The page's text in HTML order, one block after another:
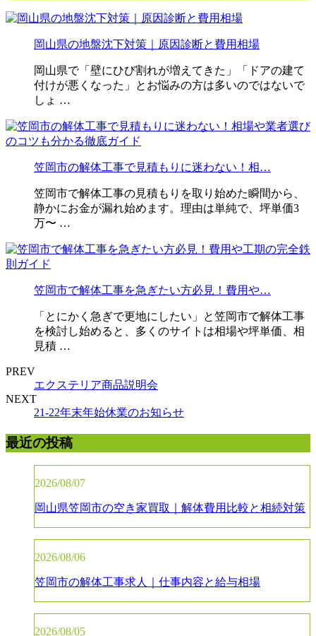
岡山県の地盤沈下対策｜原因診断と費用相場
岡山県で「壁にひび割れが増えてきた」「ドアの建て
付けが悪くなった」とお悩みの方は多いのではないで
しょ …
笠岡市の解体工事で見積もりに迷わない！相…
笠岡市で解体工事の見積もりを取り始めた瞬間から、
静かにお金が漏れ始めます。理由は単純で、坪単価3
万〜 …
笠岡市で解体工事を急ぎたい方必見！費用や…
「とにかく急ぎで更地にしたい」と笠岡市で解体工事
を検討し始めると、多くのサイトは相場や坪単価、相
見積 …
PREV
エクステリア商品説明会
NEXT
21-22年末年始休業のお知らせ
最近の投稿
2026/08/07
岡山県笠岡市の空き家買取｜解体費用比較と相続対策
2026/08/06
笠岡市の解体工事求人｜仕事内容と給与相場
2026/08/05